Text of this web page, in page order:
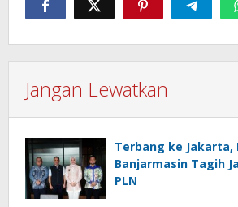
Jangan Lewatkan
Terbang ke Jakarta,
Banjarmasin Tagih
PLN